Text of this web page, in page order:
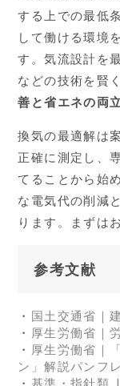
する上での最低
して働ける環境
す。気流設計を
などの技術を賢
善と省エネの両
換気の最適解は
正確に測定し、
てることから始
な電気代の削減
ります。まずは
参考文献
・ 国土交通省｜
・ 厚生労働省｜
・ 厚生労働省｜
ン」解説パンフ